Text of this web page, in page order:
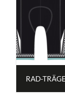
RAD-